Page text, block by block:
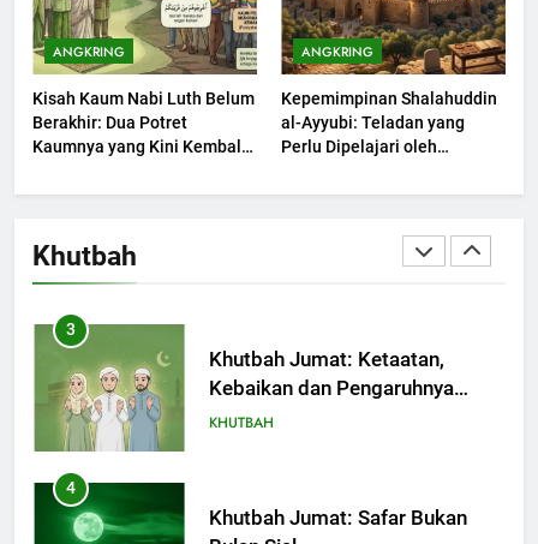
ANGKRING
Kisah Kaum Nabi Luth Belum
Berakhir: Dua Potret
Kaumnya yang Kini Kembali
ANGKRING
Kepemimpinan Shalahuddin
al-Ayyubi: Teladan yang
Perlu Dipelajari oleh
(2)
Khutbah
1
Khutbah Jumat: Mengapa Orang
Dengki Tak Akan Pernah
Berjaya?
KHUTBAH
Khutbah Jumat: Melihat
Limpahan Nikmat Allah
3
Khutbah Jumat: Ketaatan,
Kebaikan dan Pengaruhnya
dalam Jiwa Manusia
KHUTBAH
4
Khutbah Jumat: Safar Bukan